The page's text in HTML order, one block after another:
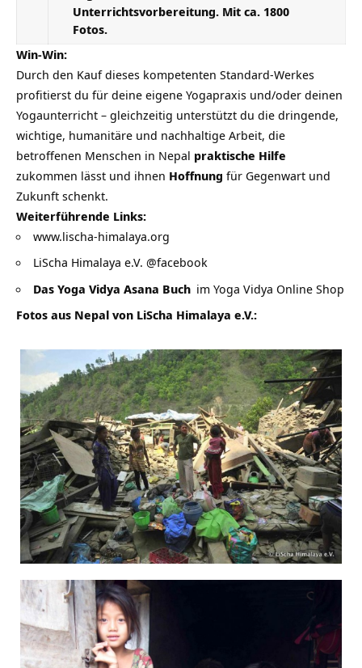
Unterrichtsvorbereitung. Mit ca. 1800
Fotos.
Win-Win:
Durch den Kauf dieses kompetenten Standard-Werkes
profitierst du für deine eigene Yogapraxis und/oder deinen
Yogaunterricht – gleichzeitig unterstützt du die dringende,
wichtige, humanitäre und nachhaltige Arbeit, die
betroffenen Menschen in Nepal praktische Hilfe
zukommen lässt und ihnen Hoffnung für Gegenwart und
Zukunft schenkt.
Weiterführende Links:
www.lischa-himalaya.org
LiScha Himalaya e.V. @facebook
Das Yoga Vidya Asana Buch im Yoga Vidya Online Shop
Fotos aus Nepal von LiScha Himalaya e.V.: